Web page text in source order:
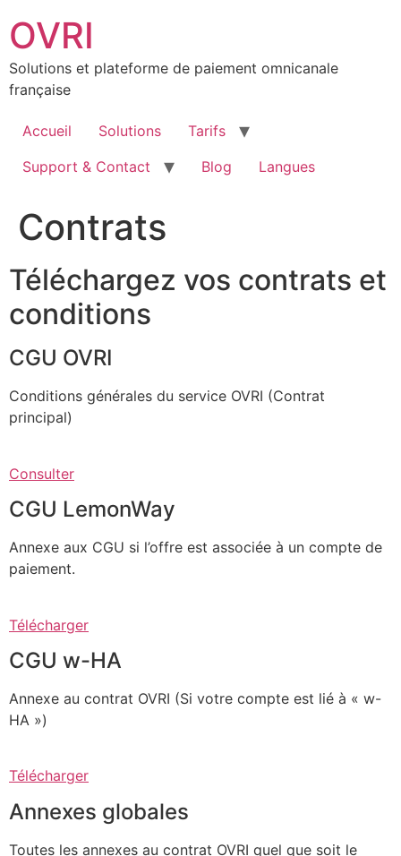
au
contenu
OVRI
Solutions et plateforme de paiement omnicanale
française
Accueil Solutions
Tarifs
Support & Contact
Blog Langues
Contrats
Téléchargez vos contrats et
conditions
CGU OVRI
Conditions générales du service OVRI (Contrat
principal)
Consulter
CGU LemonWay
Annexe aux CGU si l’offre est associée à un compte de
paiement.
Télécharger
CGU w-HA
Annexe au contrat OVRI (Si votre compte est lié à « w-
HA »)
Télécharger
Annexes globales
Toutes les annexes au contrat OVRI quel que soit le